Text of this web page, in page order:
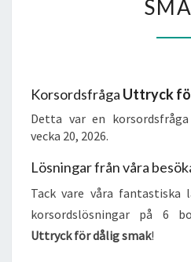
Korsordsfråga Uttryck
Detta var en
vecka 20, 2026.
Lösningar från våra
Tack vare våra fantastiska
korsordslösningar på 6
Uttryck för dålig smak!